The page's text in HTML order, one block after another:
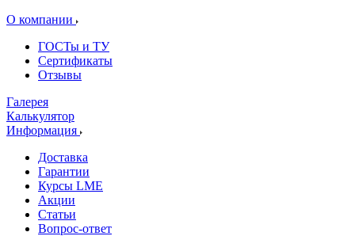
О компании
ГОСТы и ТУ
Сертификаты
Отзывы
Галерея
Калькулятор
Информация
Доставка
Гарантии
Курсы LME
Акции
Статьи
Вопрос-ответ